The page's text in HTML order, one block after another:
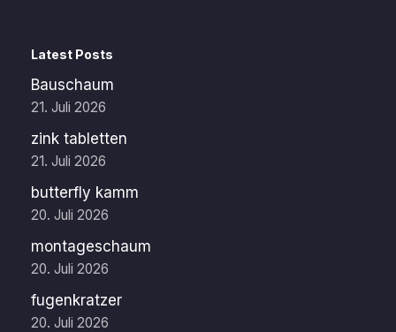
Latest Posts
Bauschaum
21. Juli 2026
zink tabletten
21. Juli 2026
butterfly kamm
20. Juli 2026
montageschaum
20. Juli 2026
fugenkratzer
20. Juli 2026